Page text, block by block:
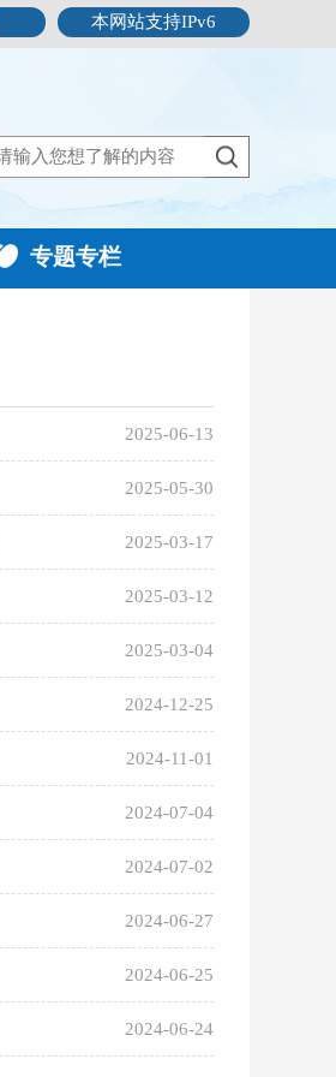
本网站支持IPv6
专题专栏
2025-06-13
2025-05-30
2025-03-17
2025-03-12
2025-03-04
2024-12-25
2024-11-01
2024-07-04
2024-07-02
2024-06-27
2024-06-25
2024-06-24